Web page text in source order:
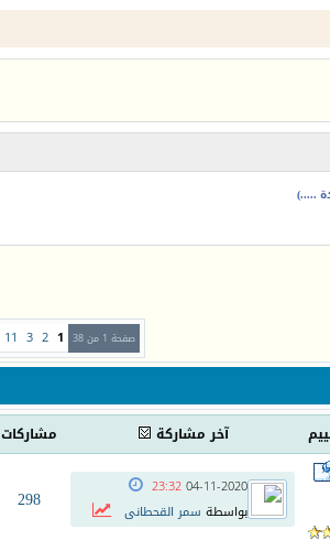
.....)
صفحة 1 من 38 1
2
3
11
آخر مشاركة مشاركات
04-11-2020
23:32
بواسطة سمر القحطانى 298